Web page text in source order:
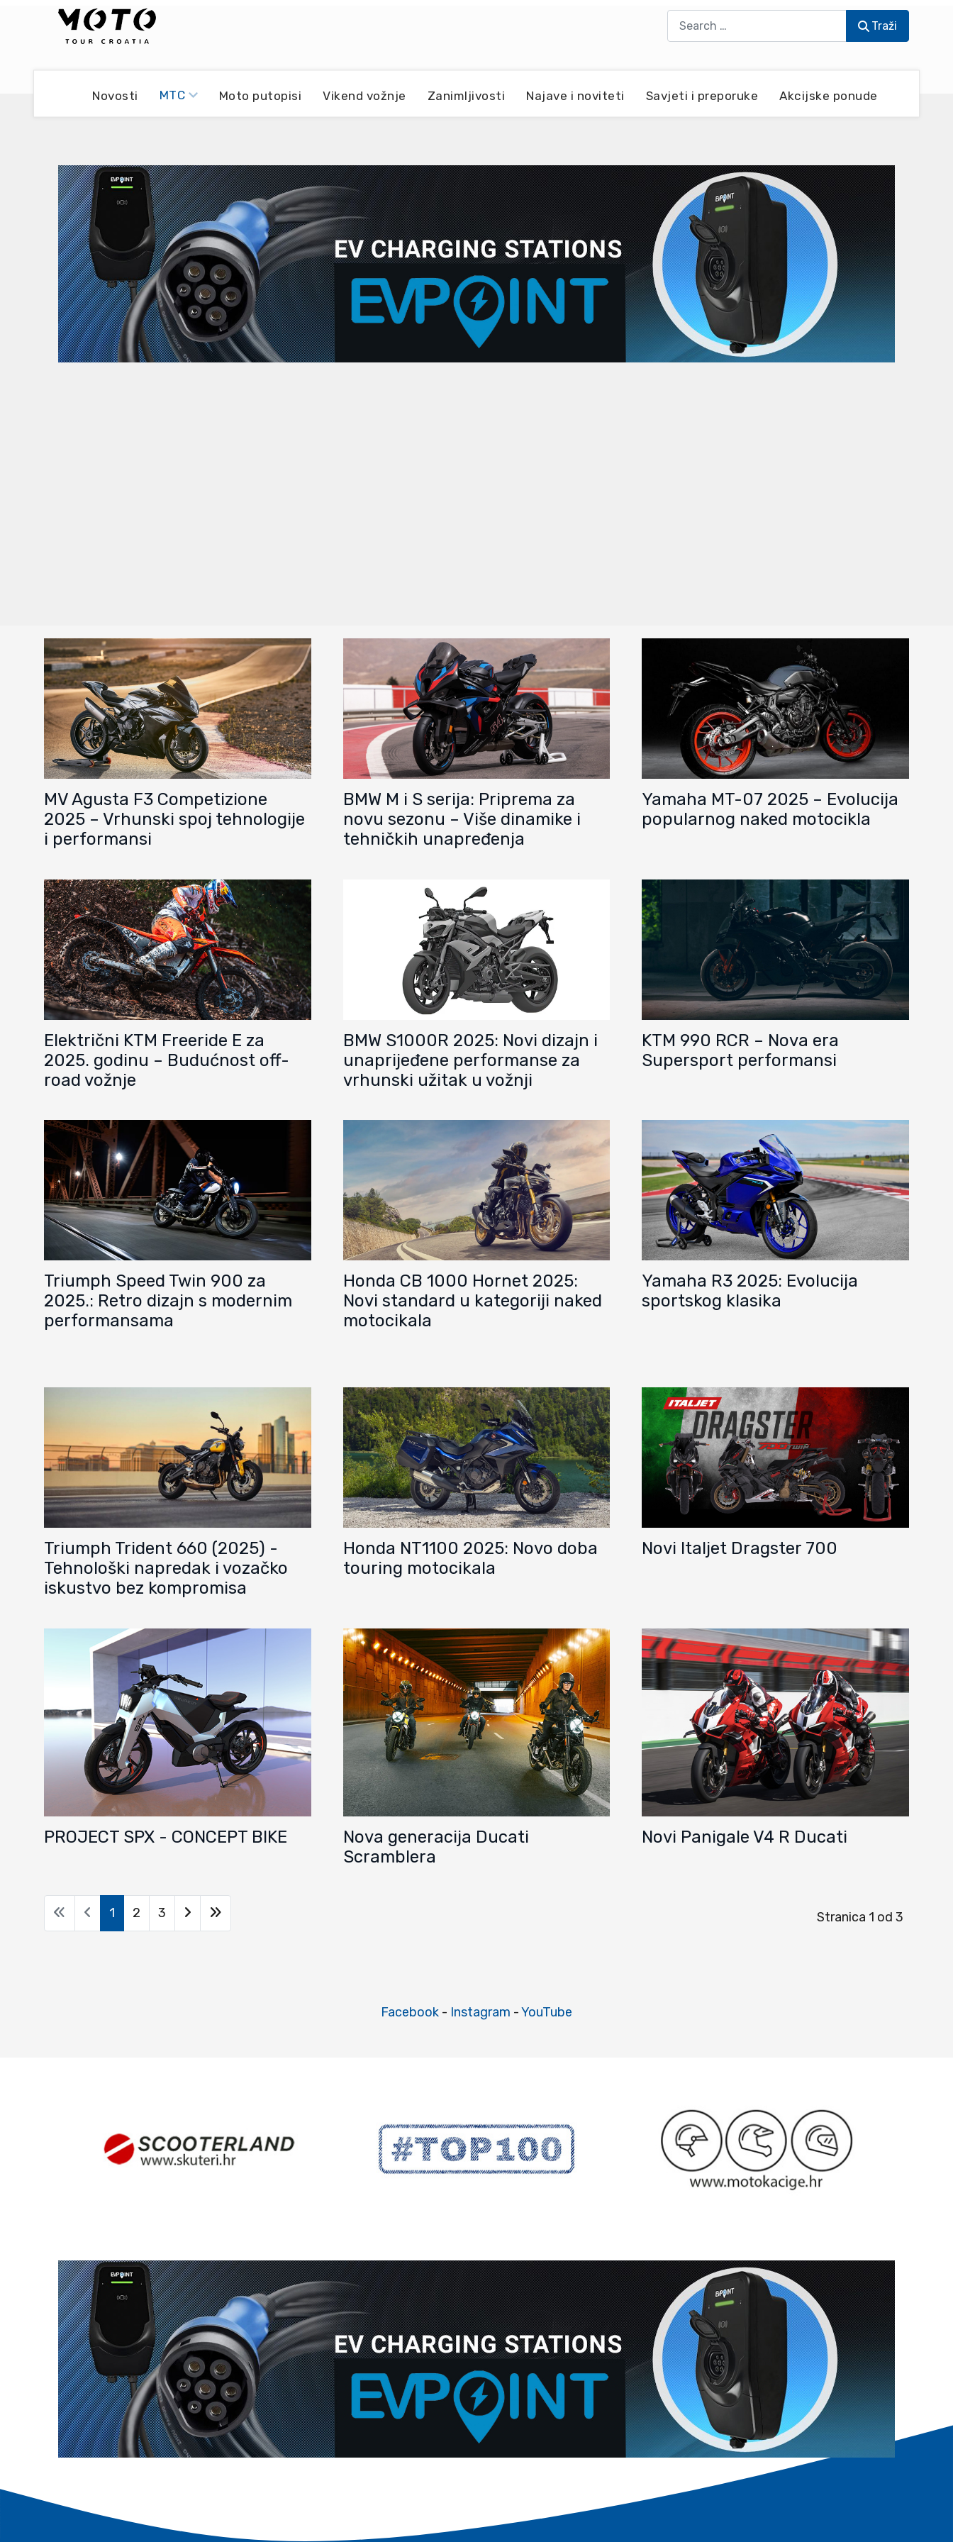
Traži
Novosti MTC Moto putopisi Vikend vožnje Zanimljivosti Najave i noviteti Savjeti i preporuke Akcijske ponude
MV Agusta F3 Competizione
2025 – Vrhunski spoj tehnologije
i performansi
BMW M i S serija: Priprema za
novu sezonu – Više dinamike i
tehničkih unapređenja
Yamaha MT-07 2025 – Evolucija
popularnog naked motocikla
Električni KTM Freeride E za
2025. godinu – Budućnost off-
road vožnje
BMW S1000R 2025: Novi dizajn i
unaprijeđene performanse za
vrhunski užitak u vožnji
KTM 990 RCR – Nova era
Supersport performansi
Triumph Speed Twin 900 za
2025.: Retro dizajn s modernim
performansama
Honda CB 1000 Hornet 2025:
Novi standard u kategoriji naked
motocikala
Yamaha R3 2025: Evolucija
sportskog klasika
Triumph Trident 660 (2025) -
Tehnološki napredak i vozačko
iskustvo bez kompromisa
Honda NT1100 2025: Novo doba
touring motocikala
Novi Italjet Dragster 700
PROJECT SPX - CONCEPT BIKE
Nova generacija Ducati
Scramblera
Novi Panigale V4 R Ducati
Stranica 1 od 3
1 2 3
Facebook - Instagram -YouTube
Moto servisi
Impressum
Damir Pritišanac - Prile
Dario Dinter - Moto TOZ
Igor Kreč - UmPaDrum
Igor Kukec Brmbi
Slaven Gajdek
MTC - Moto Tour Croatia
Moto putopisi
Vikend vožnje
Zanimljivost